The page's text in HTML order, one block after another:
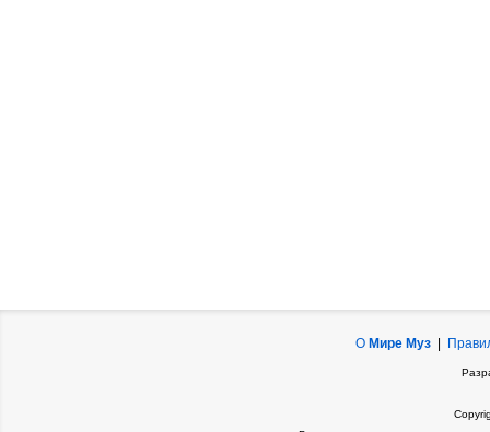
О Мире Муз|